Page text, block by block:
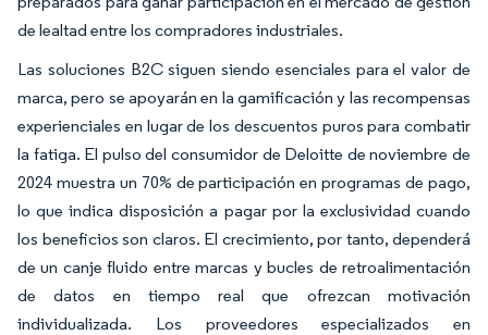
de lealtad entre los compradores industriales.
Las soluciones B2C siguen siendo esenciales para el valor de
marca, pero se apoyarán en la gamificación y las recompensas
experienciales en lugar de los descuentos puros para combatir
la fatiga. El pulso del consumidor de Deloitte de noviembre de
2024 muestra un 70% de participación en programas de pago,
lo que indica disposición a pagar por la exclusividad cuando
los beneficios son claros. El crecimiento, por tanto, dependerá
de un canje fluido entre marcas y bucles de retroalimentación
de datos en tiempo real que ofrezcan motivación
individualizada. Los proveedores especializados en